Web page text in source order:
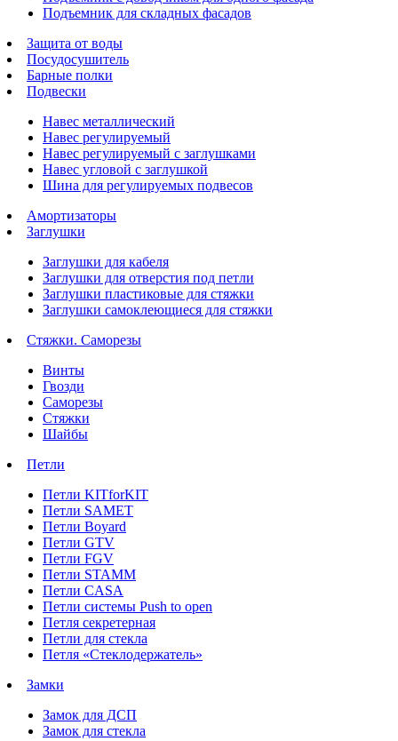
Подъемник для складных фасадов
Защита от воды
Посудосушитель
Барные полки
Подвески
Навес металлический
Навес регулируемый
Навес регулируемый с заглушками
Навес угловой с заглушкой
Шина для регулируемых подвесов
Амортизаторы
Заглушки
Заглушки для кабеля
Заглушки для отверстия под петли
Заглушки пластиковые для стяжки
Заглушки самоклеющиеся для стяжки
Стяжки. Саморезы
Винты
Гвозди
Саморезы
Стяжки
Шайбы
Петли
Петли KITforKIT
Петли SAMET
Петли Boyard
Петли GTV
Петли FGV
Петли STAMM
Петли CASA
Петли системы Push to open
Петля секретерная
Петли для стекла
Петля «Стеклодержатель»
Замки
Замок для ДСП
Замок для стекла